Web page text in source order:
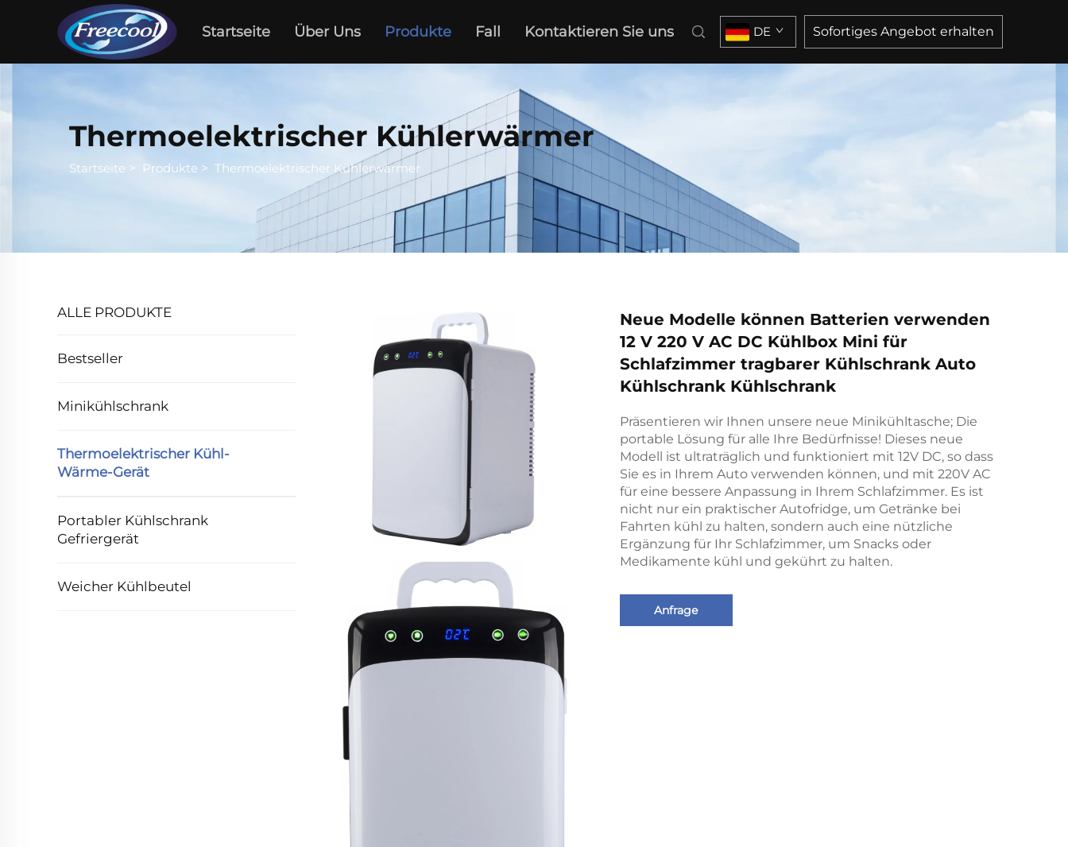
Startseite Über Uns Produkte Fall Kontaktieren Sie uns DE Sofortiges Angebot erhalten
Thermoelektrischer Kühlerwärmer
Startseite > Produkte > Thermoelektrischer Kühlerwärmer
ALLE PRODUKTE
Bestseller
Minikühlschrank
Thermoelektrischer Kühl-
Wärme-Gerät
Portabler Kühlschrank
Gefriergerät
Weicher Kühlbeutel
Neue Modelle können Batterien verwenden
12 V 220 V AC DC Kühlbox Mini für
Schlafzimmer tragbarer Kühlschrank Auto
Kühlschrank Kühlschrank
Präsentieren wir Ihnen unsere neue Minikühltasche; Die
portable Lösung für alle Ihre Bedürfnisse! Dieses neue
Modell ist ultraträglich und funktioniert mit 12V DC, so dass
Sie es in Ihrem Auto verwenden können, und mit 220V AC
für eine bessere Anpassung in Ihrem Schlafzimmer. Es ist
nicht nur ein praktischer Autofridge, um Getränke bei
Fahrten kühl zu halten, sondern auch eine nützliche
Ergänzung für Ihr Schlafzimmer, um Snacks oder
Medikamente kühl und gekührt zu halten.
Anfrage